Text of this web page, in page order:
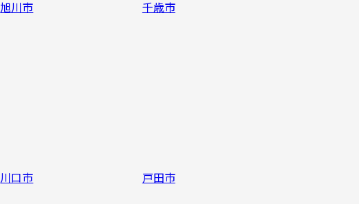
旭川市 千歳市
川口市 戸田市